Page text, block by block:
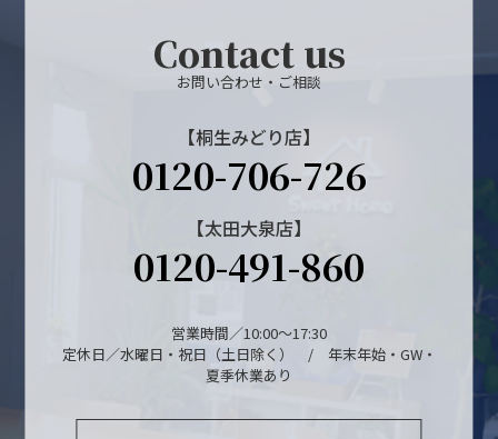
Contact us
お問い合わせ・ご相談
【桐生みどり店】
0120-706-726
【太田大泉店】
0120-491-860
営業時間／10:00～17:30
定休日／水曜日・祝日（土日除く） / 年末年始・GW・
夏季休業あり